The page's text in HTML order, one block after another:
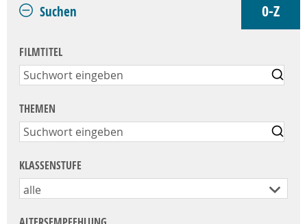
Suchen 0-Z
FILMTITEL
THEMEN
KLASSENSTUFE
alle